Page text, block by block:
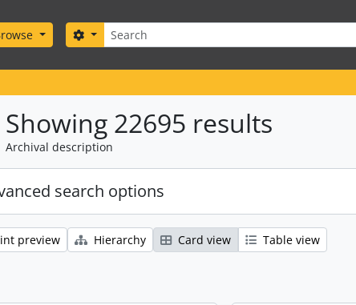
Search
Search options
Showing 22695 results
Archival description
search options
preview Hierarchy Card view Table view